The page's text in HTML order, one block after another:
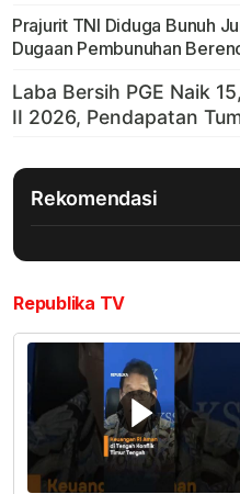
Prajurit TNI Diduga Bunuh
Dugaan Pembunuhan
Rekomendasi
Republika TV